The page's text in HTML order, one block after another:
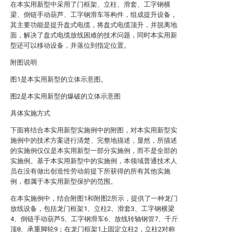
在本实用新型中采用了门框架、立柱、滑套、工字钢横
梁、倒链手动葫芦、工字钢滑车等构件，组成提升设备，
其主要功能是提升盘式电缆，将盘式电缆顶升，并脱离地
面，解决了盘式电缆放线困难的技术问题，同时本实用新
型还可以移动设备，并落位到指定位置。
附图说明
图1是本实用新型的立体示意图。
图2是本实用新型的爆破的立体示意图
具体实施方式
下面将结合本实用新型实施例中的附图，对本实用新型实
施例中的技术方案进行清楚、完整地描述，显然，所描述
的实施例仅仅是本实用新型一部分实施例，而不是全部的
实施例。基于本实用新型中的实施例，本领域普通技术人
员在没有做出创造性劳动前提下所获得的所有其他实施
例，都属于本实用新型保护的范围。
在本实施例中，结合附图1和附图2所示，提供了一种龙门
放线设备，包括龙门框架1、立柱2、滑套3、工字钢横梁
4、倒链手动葫芦5、工字钢滑车6、放线转轴钢管7、千斤
顶8、承重脚轮9；在龙门框架1上固定立柱2，立柱2对称